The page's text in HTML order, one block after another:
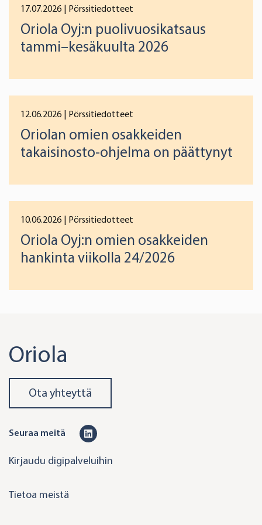
17.07.2026 | Pörssitiedotteet
Oriola Oyj:n puolivuosikatsaus
tammi–kesäkuulta 2026
12.06.2026 | Pörssitiedotteet
Oriolan omien osakkeiden
takaisinosto-ohjelma on päättynyt
10.06.2026 | Pörssitiedotteet
Oriola Oyj:n omien osakkeiden
hankinta viikolla 24/2026
Oriola
Ota yhteyttä
Seuraa meitä
n
Kirjaudu digipalveluihin
Tietoa meistä